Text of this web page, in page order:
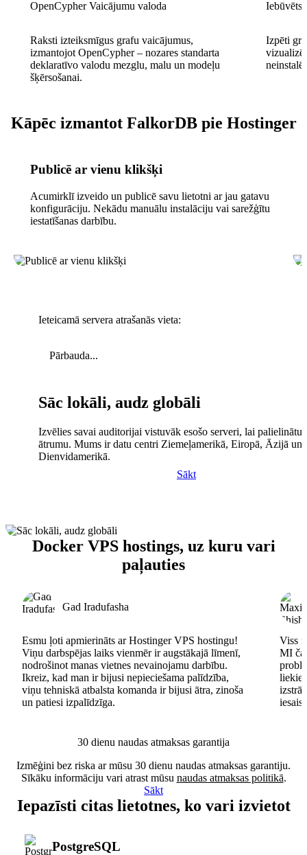
OpenCypher Vaicājumu valoda
Raksti izteiksmīgus grafu vaicājumus,
izmantojot OpenCypher – nozares standarta
deklaratīvo valodu mezglu, malu un modeļu
šķērsošanai.
Iebūvēts
Izpēti
vizualizē
Kāpēc izmantot FalkorDB pie Hostinger
Publicē ar vienu klikšķi
Acumirklī izveido un publicē savu lietotni ar jau gatavu
konfigurāciju. Nekādu manuālu instalāciju vai sarežģītu
iestatīšanas darbību.
Ieteicamā servera atrašanās vieta:
Pārbauda...
Sāc lokāli, audz globāli
Izvēlies savai auditorijai vistuvāk esošo serveri, lai palielinātu
ātrumu. Mums ir datu centri Ziemeļamerikā, Eiropā, Āzijā un
Dienvidamerikā.
Sākt
Docker VPS hostings, uz kuru vari
paļauties
Gad Iradufasha
Esmu ļoti apmierināts ar Hostinger VPS hostingu!
Viņu darbspējas laiks vienmēr ir augstākajā līmenī,
nodrošinot manas vietnes nevainojamu darbību.
Ikreiz, kad man ir bijusi nepieciešama palīdzība,
viņu tehniskā atbalsta komanda ir bijusi ātra, zinoša
un patiesi izpalīdzīga.
Viss
MI
30 dienu naudas atmaksas garantija
Izmēģini bez riska ar mūsu 30 dienu naudas atmaksas garantiju.
Sīkāku informāciju vari atrast mūsu naudas atmaksas politikā.
Sākt
Iepazīsti citas lietotnes, ko vari izvietot
PostgreSQL